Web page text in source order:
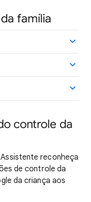
família
controle da
reconheça
de controle da
da criança aos